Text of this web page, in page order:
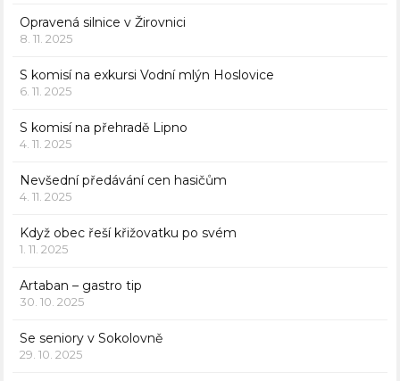
Opravená silnice v Žirovnici
8. 11. 2025
S komisí na exkursi Vodní mlýn Hoslovice
6. 11. 2025
S komisí na přehradě Lipno
4. 11. 2025
Nevšední předávání cen hasičům
4. 11. 2025
Když obec řeší křižovatku po svém
1. 11. 2025
Artaban – gastro tip
30. 10. 2025
Se seniory v Sokolovně
29. 10. 2025